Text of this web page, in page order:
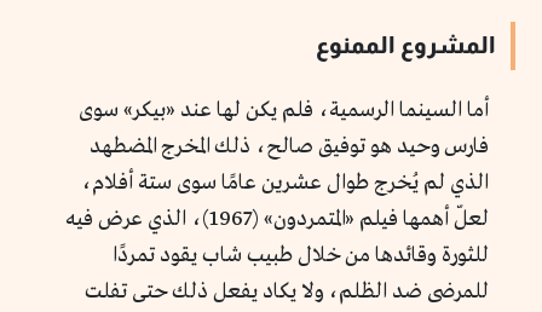
المشروع الممنوع
أما السينما الرسمية، فلم يكن لها عند «بيكر» سوى
فارس وحيد هو توفيق صالح، ذلك المخرج المضطهد
الذي لم يُخرج طوال عشرين عامًا سوى ستة أفلام،
لعلّ أهمها فيلم «المتمردون» (1967)، الذي عرض فيه
للثورة وقائدها من خلال طبيب شاب يقود تمردًا
للمرضى ضد الظلم، ولا يكاد يفعل ذلك حتى تفلت